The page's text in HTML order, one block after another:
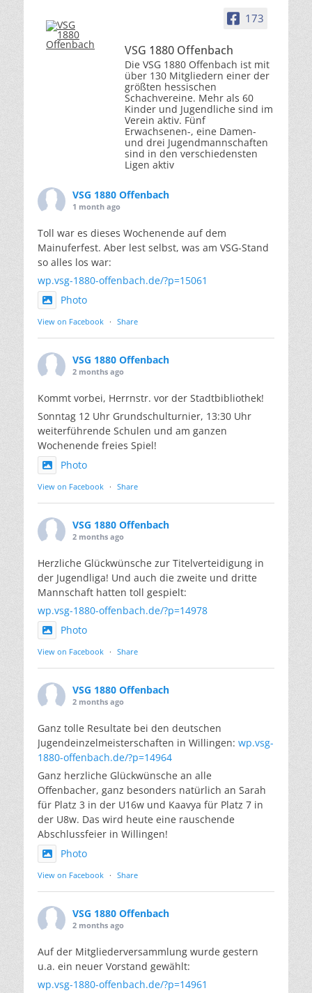
173
VSG 1880 Offenbach
Die VSG 1880 Offenbach ist mit
über 130 Mitgliedern einer der
größten hessischen
Schachvereine. Mehr als 60
Kinder und Jugendliche sind im
Verein aktiv. Fünf
Erwachsenen-, eine Damen-
und drei Jugendmannschaften
sind in den verschiedensten
Ligen aktiv
VSG 1880 Offenbach
1 month ago
Toll war es dieses Wochenende auf dem
Mainuferfest. Aber lest selbst, was am VSG-Stand
so alles los war:
wp.vsg-1880-offenbach.de/?p=15061
Photo
View on Facebook · Share
VSG 1880 Offenbach
2 months ago
Kommt vorbei, Herrnstr. vor der Stadtbibliothek!
Sonntag 12 Uhr Grundschulturnier, 13:30 Uhr
weiterführende Schulen und am ganzen
Wochenende freies Spiel!
Photo
View on Facebook · Share
VSG 1880 Offenbach
2 months ago
Herzliche Glückwünsche zur Titelverteidigung in
der Jugendliga! Und auch die zweite und dritte
Mannschaft hatten toll gespielt:
wp.vsg-1880-offenbach.de/?p=14978
Photo
View on Facebook · Share
VSG 1880 Offenbach
2 months ago
Ganz tolle Resultate bei den deutschen
Jugendeinzelmeisterschaften in Willingen: wp.vsg-
1880-offenbach.de/?p=14964
Ganz herzliche Glückwünsche an alle
Offenbacher, ganz besonders natürlich an Sarah
für Platz 3 in der U16w und Kaavya für Platz 7 in
der U8w. Das wird heute eine rauschende
Abschlussfeier in Willingen!
Photo
View on Facebook · Share
VSG 1880 Offenbach
2 months ago
Auf der Mitgliederversammlung wurde gestern
u.a. ein neuer Vorstand gewählt:
wp.vsg-1880-offenbach.de/?p=14961